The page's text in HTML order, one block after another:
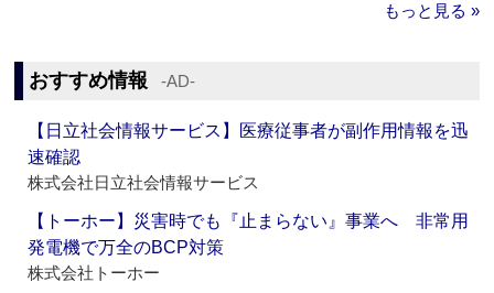
もっと見る »
おすすめ情報 ‐AD‐
【日立社会情報サービス】医療従事者が副作用情報を迅
速確認
株式会社日立社会情報サービス
【トーホー】災害時でも『止まらない』事業へ 非常用
発電機で万全のBCP対策
株式会社トーホー